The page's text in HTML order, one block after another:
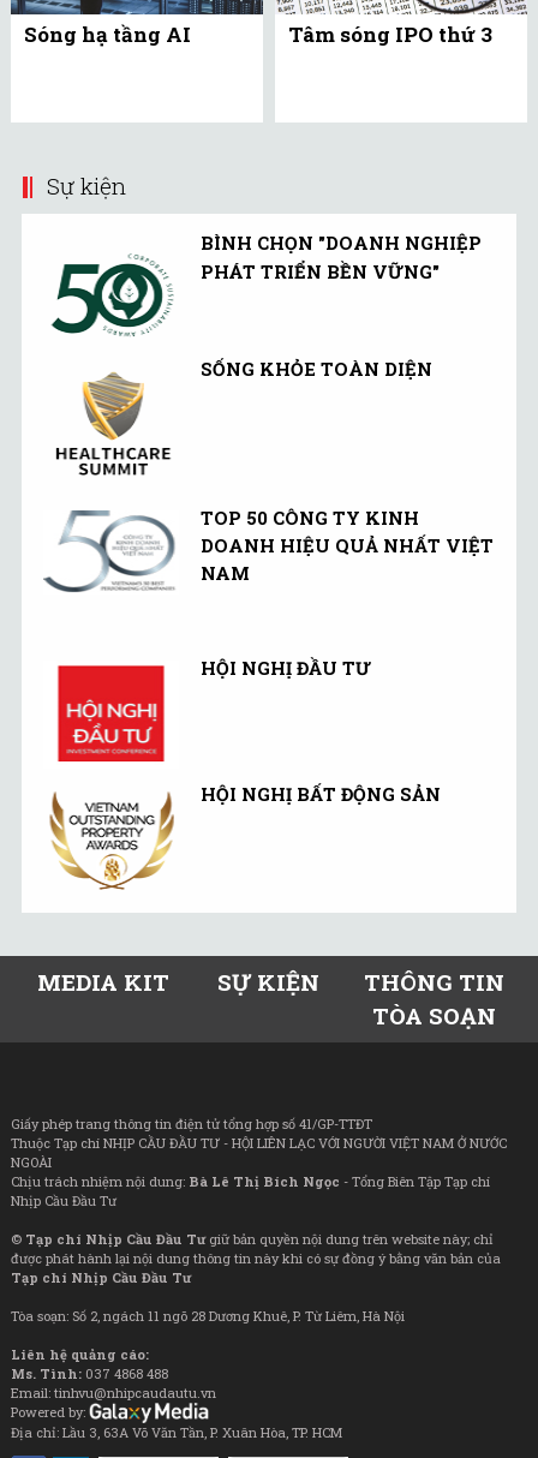
Sóng hạ tầng AI Tâm sóng IPO thứ 3
Sự kiện
BÌNH CHỌN "DOANH NGHIỆP
PHÁT TRIỂN BỀN VỮNG"
SỐNG KHỎE TOÀN DIỆN
TOP 50 CÔNG TY KINH
DOANH HIỆU QUẢ NHẤT VIỆT
NAM
HỘI NGHỊ ĐẦU TƯ
HỘI NGHỊ BẤT ĐỘNG SẢN
MEDIA KIT SỰ KIỆN
THÔNG TIN
TÒA SOẠN
Giấy phép trang thông tin điện tử tổng hợp số 41/GP-TTĐT
Thuộc Tạp chí NHỊP CẦU ĐẦU TƯ - HỘI LIÊN LẠC VỚI NGƯỜI VIỆT NAM Ở NƯỚC
NGOÀI
Chịu trách nhiệm nội dung: Bà Lê Thị Bích Ngọc - Tổng Biên Tập Tạp chí
Nhịp Cầu Đầu Tư
© Tạp chí Nhịp Cầu Đầu Tưgiữ bản quyền nội dung trên website này; chỉ
được phát hành lại nội dung thông tin này khi có sự đồng ý bằng văn bản của
Tạp chí Nhịp Cầu Đầu Tư
Tòa soạn: Số 2, ngách 11 ngõ 28 Dương Khuê, P. Từ Liêm, Hà Nội
Liên hệ quảng cáo:
Ms. Tình: 037 4868 488
Email: tinhvu@nhipcaudautu.vn
Powered by:
Địa chỉ: Lầu 3, 63A Võ Văn Tần, P. Xuân Hòa, TP. HCM